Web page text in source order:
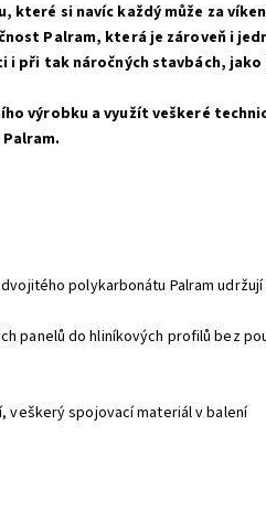
které si navíc každý může za
Palram, která je zároveň i
tak náročných stavbách, jako
výrobku a využít veškeré
polykarbonátu Palram
panelů do hliníkových profilů bez
veškerý spojovací materiál v balení